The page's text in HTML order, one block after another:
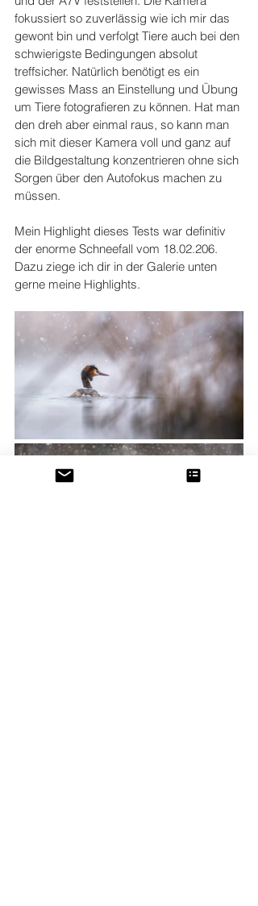
fokussiert so zuverlässig wie ich mir das
gewont bin und verfolgt Tiere auch bei den
schwierigste Bedingungen absolut
treffsicher. Natürlich benötigt es ein
gewisses Mass an Einstellung und Übung
um Tiere fotografieren zu können. Hat man
den dreh aber einmal raus, so kann man
sich mit dieser Kamera voll und ganz auf
die Bildgestaltung konzentrieren ohne sich
Sorgen über den Autofokus machen zu
müssen.
Mein Highlight dieses Tests war definitiv
der enorme Schneefall vom 18.02.206.
Dazu ziege ich dir in der Galerie unten
gerne meine Highlights.